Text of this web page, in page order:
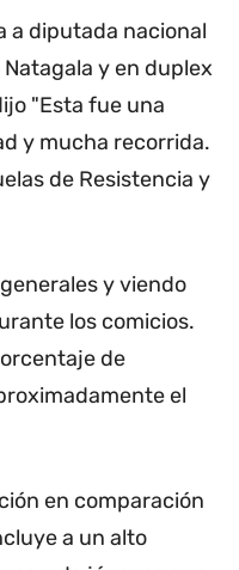
a diputada nacional
y en duplex
"Esta fue una
y mucha recorrida.
de Resistencia y
y viendo
los comicios.
de
el
en comparación
a un alto